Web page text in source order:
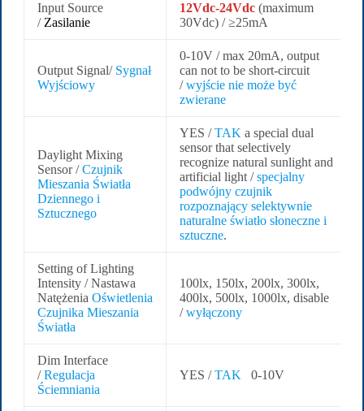
Input Source
/Zasilanie
12Vdc-24Vdc(maximum
30Vdc) / ≥25mA
Output Signal/ Sygnał
Wyjściowy
0-10V / max 20mA, output
can not to be short-circuit
/wyjście nie może być
zwierane
Daylight Mixing
Sensor /Czujnik
Mieszania Światła
Dziennego i
Sztucznego
YES /TAKa special dual
sensor that selectively
recognize natural sunlight and
artificial light /specjalny
podwójny czujnik
rozpoznający selektywnie
naturalne światło słoneczne i
sztuczne.
Setting of Lighting
Intensity / Nastawa
Natężenia Oświetlenia
Czujnika Mieszania
Światła
100lx, 150lx, 200lx, 300lx,
400lx, 500lx, 1000lx, disable
/wyłączony
Dim Interface
/Regulacja
Ściemniania
YES /TAK0-10V